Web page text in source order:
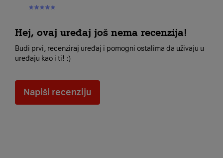
Hej, ovaj uređaj još nema recenzija!
Budi prvi, recenziraj uređaj i pomogni ostalima da uživaju u
uređaju kao i ti! :)
Napiši recenziju